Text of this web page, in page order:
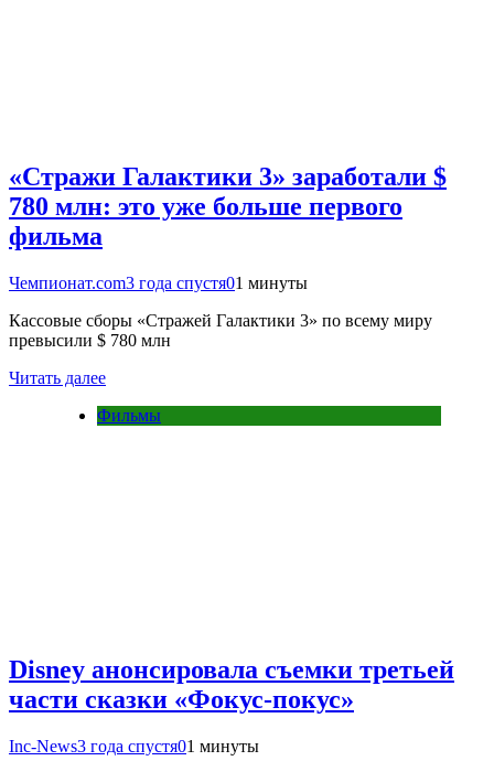
«Стражи Галактики 3» заработали $
780 млн: это уже больше первого
фильма
Чемпионат.com3 года спустя01 минуты
Кассовые сборы «Стражей Галактики 3» по всему миру
превысили $ 780 млн
Читать далее
Фильмы
Disney анонсировала съемки третьей
части сказки «Фокус-покус»
Inc-News3 года спустя01 минуты